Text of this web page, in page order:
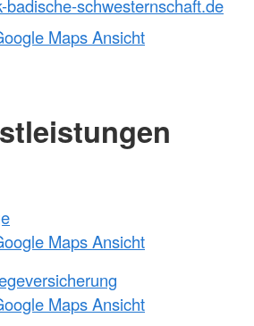
badische-schwesternschaft.de
Maps Ansicht
Maps Ansicht
Maps Ansicht